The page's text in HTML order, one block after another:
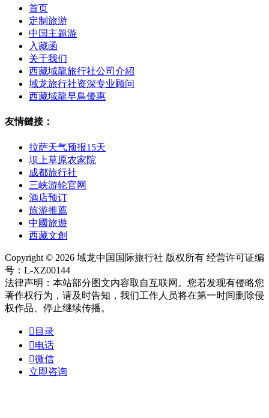
首页
定制旅游
中国主题游
入藏函
关于我们
西藏域龍旅行社公司介紹
域龙旅行社资深专业顾问
西藏域龍早鳥優惠
友情鏈接：
拉萨天气预报15天
坝上草原农家院
成都旅行社
三峡游轮官网
酒店预订
旅游推薦
中國旅遊
西藏文創
Copyright © 2026 域龙中国国际旅行社 版权所有 经营许可证编
号：L-XZ00144
法律声明：本站部分图文内容取自互联网。您若发现有侵略您
著作权行为，请及时告知，我们工作人员将在第一时间删除侵
权作品、停止继续传播。
 目录
电话
微信
立即咨询